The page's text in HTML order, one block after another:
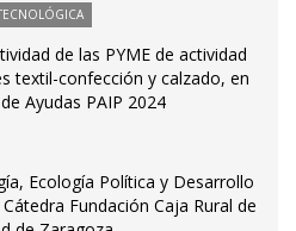
de las PYME de actividad
textil-confección y calzado, en
Ayudas PAIP 2024
Ecología Política y Desarrollo
Fundación Caja Rural de